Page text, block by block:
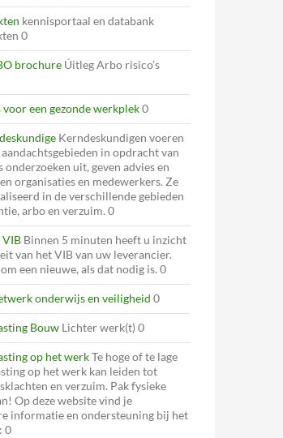
kennisportaal en databank
0
brochure Úitleg Arbo risico’s
voor een gezonde werkplek0
Kerndeskundigen voeren
in opdracht van
onderzoeken uit, geven advies en
organisaties en medewerkers. Ze
in de verschillende gebieden
arbo en verzuim. 0
VIB Binnen 5 minuten heeft u inzicht
van het VIB van uw leverancier.
een nieuwe, als dat nodig is. 0
onderwijs en veiligheid 0
Bouw Lichter werk(t) 0
op het werkTe hoge of te lage
op het werk kan leiden tot
en verzuim. Pak fysieke
Op deze website vind je
informatie en ondersteuning bij het
0